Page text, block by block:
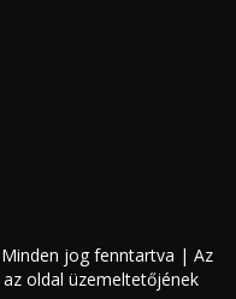
jog fenntartva | Az
oldal üzemeltetőjének